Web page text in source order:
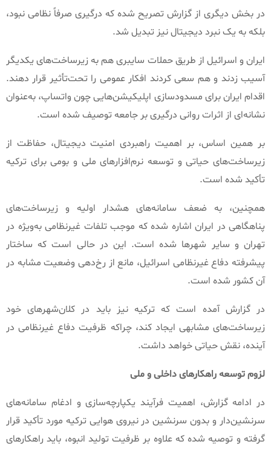
در بخش دیگری از گزارش تصریح شده که درگیری صرفاً نظامی نبود،
بلکه به یک نبرد دیجیتال نیز تبدیل شد.
ایران و اسرائیل از طریق حملات سایبری هم به زیرساخت‌های یکدیگر
آسیب زدند و هم سعی کردند افکار عمومی را تحت‌تأثیر قرار دهند.
اقدام ایران برای مسدودسازی اپلیکیشن‌هایی چون واتساپ، به‌عنوان
نشانه‌ای از اثرات روانی درگیری بر جامعه توصیف شده است.
بر همین اساس، بر اهمیت راهبردی امنیت دیجیتال، حفاظت از
زیرساخت‌های حیاتی و توسعه نرم‌افزارهای ملی و بومی برای ترکیه
تأکید شده است.
همچنین، به ضعف سامانه‌های هشدار اولیه و زیرساخت‌های
پناهگاهی در ایران اشاره شده که موجب تلفات غیرنظامی به‌ویژه در
تهران و سایر شهرها شده است. این در حالی است که ساختار
پیشرفته دفاع غیرنظامی اسرائیل، مانع از رخ‌دهی وضعیت مشابه در
آن کشور شده است.
در گزارش آمده است که ترکیه نیز باید در کلان‌شهرهای خود
زیرساخت‌های مشابهی ایجاد کند، چراکه ظرفیت دفاع غیرنظامی در
آینده، نقش حیاتی خواهد داشت.
لزومتوسعه راهکارهایداخلیو ملی
در ادامه گزارش، اهمیت فرآیند یکپارچه‌سازی و ادغام سامانه‌های
سرنشین‌دار و بدون سرنشین در نیروی هوایی ترکیه مورد تأکید قرار
گرفته و توصیه شده که علاوه بر ظرفیت تولید انبوه، باید راهکارهای